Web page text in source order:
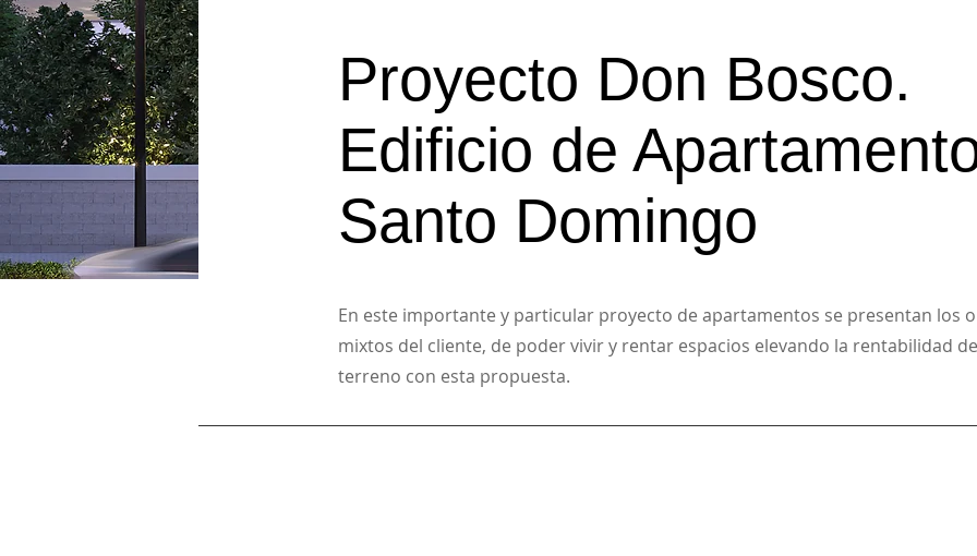
Proyecto Don Bosco.
Edificio de
Santo Domingo
En este importante y particular proyecto de apartamentos se presentan los
mixtos del cliente, de poder vivir y rentar espacios elevando la rentabilidad
terreno con esta propuesta.